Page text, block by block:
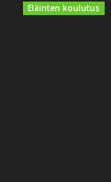
Eläinten koulutus